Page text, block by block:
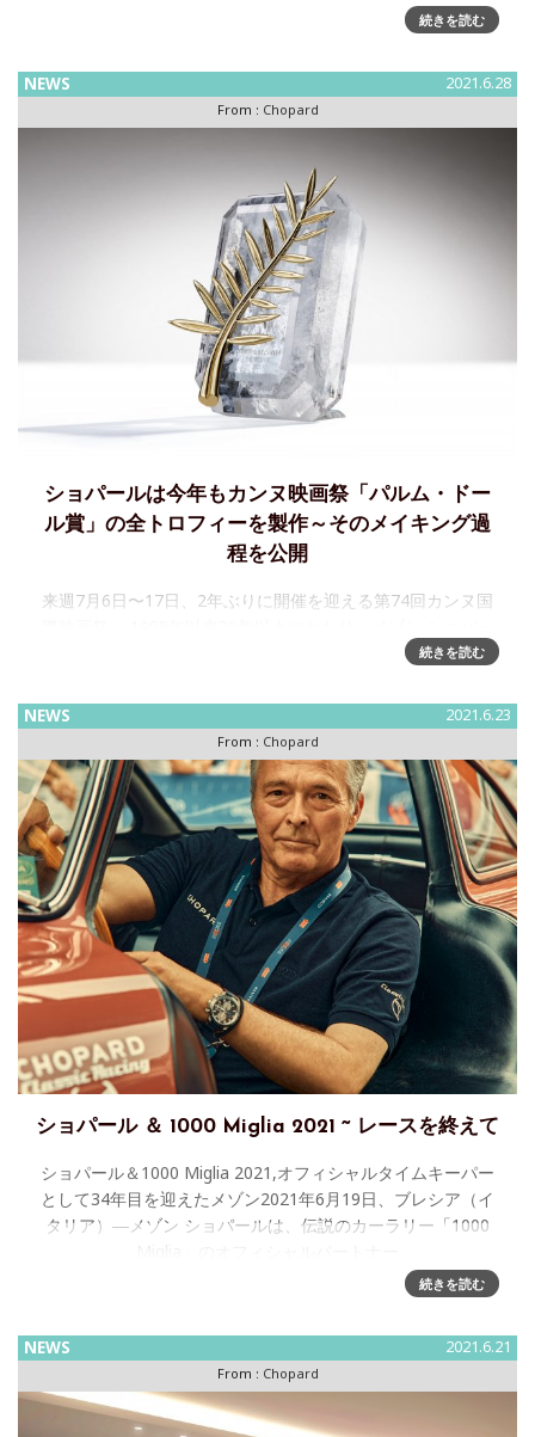
続きを読む
NEWS 2021.6.28
From : Chopard
ショパールは今年もカンヌ映画祭「パルム・ドー
ル賞」の全トロフィーを製作～そのメイキング過
程を公開
来週7月6日〜17日、2年ぶりに開催を迎える第74回カンヌ国
ルは同映画祭のオフィシャルパートナーを務め、今年もパル
ーの制作を
続きを読む
NEWS 2021.6.23
From : Chopard
ショパール ＆ 1000 Miglia 2021 ~ レースを終えて
ショパール＆1000 Miglia 2021,オフィシャルタイムキーパー
として34年目を迎えたメゾン2021年6月19日、ブレシア（イ
タリア）―メゾン ショパールは、伝説のカーラリー「1000
続きを読む
NEWS 2021.6.21
From : Chopard